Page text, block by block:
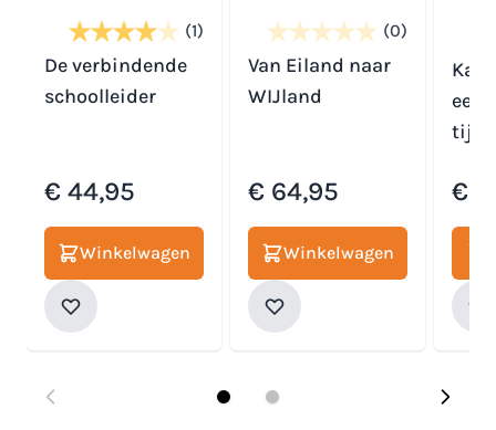
(1)
De verbindende
schoolleider
€ 44,95
Winkelwagen
(0)
Van Eiland naar
WIJland
€ 64,95
Winkelwagen
een
tijd
€